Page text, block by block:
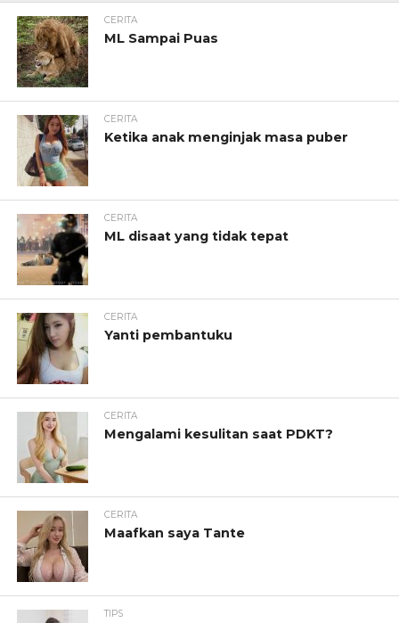
CERITA
ML Sampai Puas
CERITA
Ketika anak menginjak masa puber
CERITA
ML disaat yang tidak tepat
CERITA
Yanti pembantuku
CERITA
Mengalami kesulitan saat PDKT?
CERITA
Maafkan saya Tante
TIPS